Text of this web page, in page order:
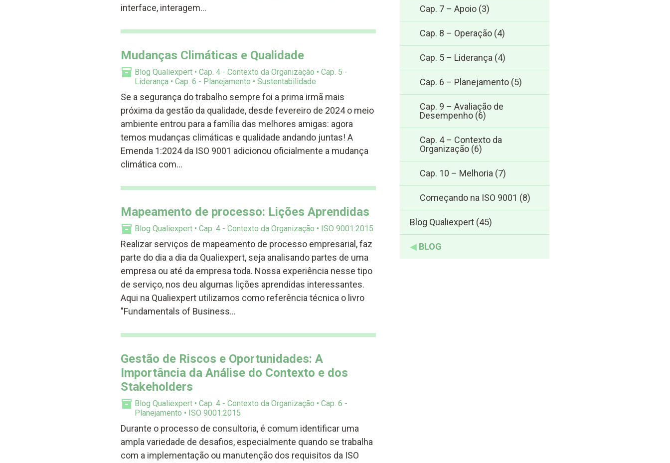
interface, interagem…
Mudanças Climáticas e Qualidade
Blog Qualiexpert Cap. 4 - Contexto da Organização
Cap. 5 -
Liderança
Cap. 6 - Planejamento Sustentabilidade
Se a segurança do trabalho sempre foi a prima irmã mais
próxima da gestão da qualidade, desde fevereiro de 2024 o meio
ambiente entrou para a família das melhores amigas: agora
temos mudanças climáticas e qualidade andando juntas! A
Emenda 1:2024 da ISO 9001 adicionou oficialmente a mudança
climática com…
Mapeamento de processo: Lições Aprendidas
Blog Qualiexpert Cap. 4 - Contexto da Organização ISO 9001:2015
Realizar serviços de mapeamento de processo empresarial, faz
parte do dia a dia da Qualiexpert, seja analisando partes de uma
empresa ou até da empresa toda. Nossa experiência nesse tipo
de serviço, nos deu algumas lições aprendidas interessantes.
Aqui na Qualiexpert utilizamos como referência técnica o livro
"Fundamentals of Business…
Gestão de Riscos e Oportunidades: A
Importância da Análise do Contexto e dos
Stakeholders
Blog Qualiexpert Cap. 4 - Contexto da Organização
Cap. 6 -
Planejamento
ISO 9001:2015
Durante o processo de consultoria, é comum identificar uma
ampla variedade de desafios, especialmente quando se trabalha
com a implementação ou manutenção dos requisitos da ISO
Cap. 7 – Apoio (3)
Cap. 8 – Operação (4)
Cap. 5 – Liderança (4)
Cap. 6 – Planejamento (5)
Cap. 9 – Avaliação de
Desempenho (6)
Cap. 4 – Contexto da
Organização (6)
Cap. 10 – Melhoria (7)
Começando na ISO 9001 (8)
Blog Qualiexpert (45)
◀ BLOG